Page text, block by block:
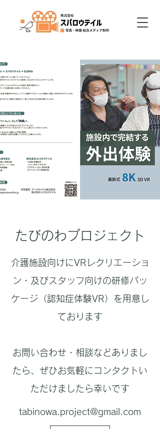
たびのわプロジェクト
介護施設向けにVRレクリエーショ
ン・及びスタッフ向けの研修パッ
ケージ（認知症体験VR）を用意し
ております
お問い合わせ・相談などありまし
たら、ぜひお気軽にコンタクトい
ただけましたら幸いです
tabinowa.project@gmail.com